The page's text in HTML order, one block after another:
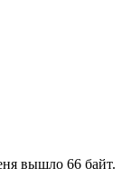
вышло 66 байт.